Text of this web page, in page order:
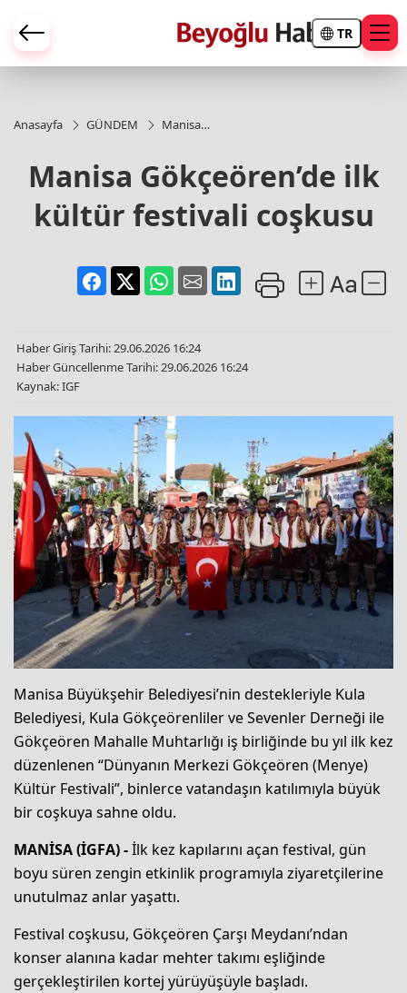
TR
Anasayfa GÜNDEM
Manisa
festivali
coşkusu
Manisa Gökçeören’de ilk
kültür festivali coşkusu
Haber Giriş Tarihi: 29.06.2026 16:24
Haber Güncellenme Tarihi: 29.06.2026 16:24
Kaynak: IGF
Manisa Büyükşehir Belediyesi’nin destekleriyle Kula
Belediyesi, Kula Gökçeörenliler ve Sevenler Derneği ile
Gökçeören Mahalle Muhtarlığı iş birliğinde bu yıl ilk kez
düzenlenen “Dünyanın Merkezi Gökçeören (Menye)
Kültür Festivali”, binlerce vatandaşın katılımıyla büyük
bir coşkuya sahne oldu.
MANİSA (İGFA) -İlk kez kapılarını açan festival, gün
boyu süren zengin etkinlik programıyla ziyaretçilerine
unutulmaz anlar yaşattı.
Festival coşkusu, Gökçeören Çarşı Meydanı’ndan
konser alanına kadar mehter takımı eşliğinde
gerçekleştirilen kortej yürüyüşüyle başladı.